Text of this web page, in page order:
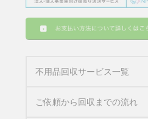
不用品回収サービス一覧
ご依頼から回収までの流れ